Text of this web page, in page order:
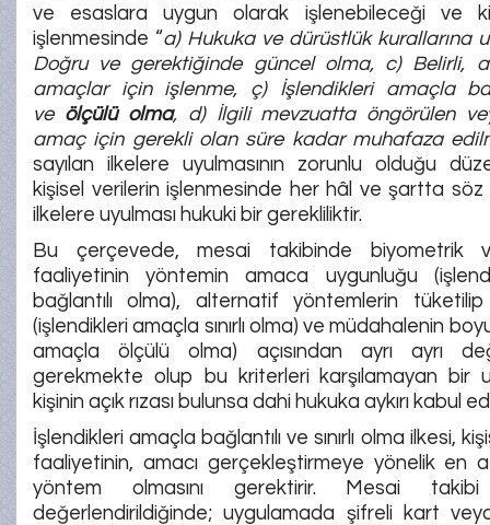
ve esaslara uygun olarak işlenebileceği ve
işlenmesinde “a) Hukuka ve dürüstlük kurallarına
Doğru ve gerektiğinde güncel olma, c) Belirli,
amaçlar için işlenme, ç) İşlendikleri amaçla
ve ölçülü olma, d) İlgili mevzuatta öngörülen
amaç için gerekli olan süre kadar muhafaza
sayılan ilkelere uyulmasının zorunlu olduğu
kişisel verilerin işlenmesinde her hâl ve şartta
ilkelere uyulması hukuki bir gerekliliktir.
Bu çerçevede, mesai takibinde biyometrik
faaliyetinin yöntemin amaca uygunluğu
bağlantılı olma), alternatif yöntemlerin
(işlendikleri amaçla sınırlı olma) ve müdahalenin
amaçla ölçülü olma) açısından ayrı ayrı
gerekmekte olup bu kriterleri karşılamayan bir
kişinin açık rızası bulunsa dahi hukuka aykırı kabul
İşlendikleri amaçla bağlantılı ve sınırlı olma ilkesi,
faaliyetinin, amacı gerçekleştirmeye yönelik en
yöntem olmasını gerektirir. Mesai takibi
değerlendirildiğinde; uygulamada şifreli kart